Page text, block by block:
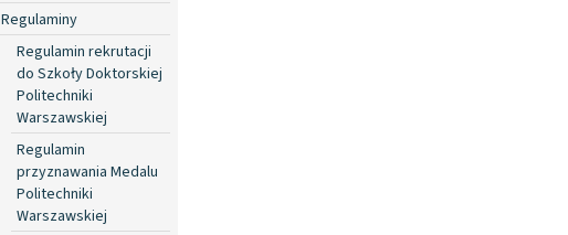
Regulaminy
Regulamin rekrutacji
do Szkoły Doktorskiej
Politechniki
Warszawskiej
Regulamin
przyznawania Medalu
Politechniki
Warszawskiej